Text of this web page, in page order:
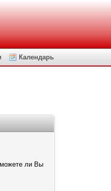
Календарь
можете ли Вы